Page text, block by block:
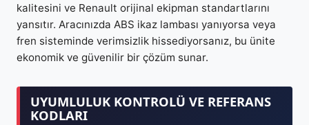
kalitesini ve Renault orijinal ekipman standartlarını
yansıtır. Aracınızda ABS ikaz lambası yanıyorsa veya
fren sisteminde verimsizlik hissediyorsanız, bu ünite
ekonomik ve güvenilir bir çözüm sunar.
UYUMLULUK KONTROLÜ VE REFERANS
KODLARI